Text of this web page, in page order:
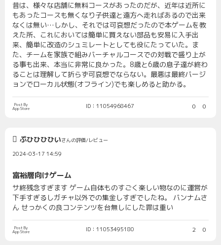
昔は、様々な店舗に無料コースがあったのだが、近年は近所に
もあったコースも無くなり子供達と遠方へ走ればあるので出来
なくは無い…しかし、それでは可哀想だったので本ゲームを教
えた所、これにおいては簡単に買えない部品も安易に入手出
来、簡単に改造のシュミレートとしても役にたっていた。ま
た、チームを家族で組みバーチャルコースでの対戦で盛り上が
る事も出来、本当に非常に良かった。8歳と6歳の息子達が終わ
ることは理解して折らず可哀想でならない。最悪は最終バージ
ョンでローカル状態(オフライン)でも楽しめると助かる。
Post By
App Store ID：11054968467 0 0
ぷひひひひいさんの評価/レビュー
2024-03-17 14:59
富裕層向けゲーム
サ終残念すぎます ゲーム自体ものすごく楽しい物なのに運営が
下手すぎるしガチャ以外での集金しすぎでしたね。 バンナムさ
ん せっかくの良コンテンツを台無しにした罪は重い
Post By
App Store ID：11053495180 2 0